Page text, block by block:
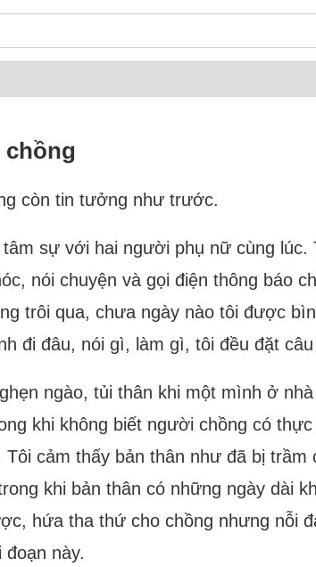
còn tin tưởng như trước.
sự với hai người phụ nữ cùng
nói chuyện và gọi điện thông báo
trôi qua, chưa ngày nào tôi được
đi đâu, nói gì, làm gì, tôi đều đặt
ngào, tủi thân khi một mình ở
khi không biết người chồng có
cảm thấy bản thân như đã bị
khi bản thân có những ngày dài
hứa tha thứ cho chồng nhưng nỗi
này.